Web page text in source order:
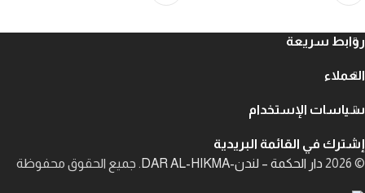
روابط سريعة
العملاء
سياسات الإستخدام
إشترك في القائمة البريدية
© 2026
دار الحكمة – لندن-DAR AL-HIKMA . جميع الحقوق محفوظة